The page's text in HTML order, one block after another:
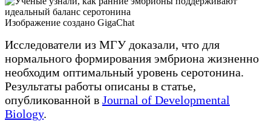
Изображение создано GigaChat
Исследователи из МГУ доказали, что для
нормального формирования эмбриона жизненно
необходим оптимальный уровень серотонина.
Результаты работы описаны в статье,
опубликованной в Journal of Developmental
Biology.